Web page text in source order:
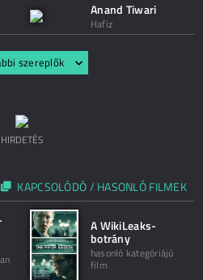
Anand Tiwari
Hafiz
szereplők
HIRDETÉS
KAPCSOLÓDÓ / HASONLÓ FILMEK
A WikiLeaks-
botrány
hasonló kategóriájú
film